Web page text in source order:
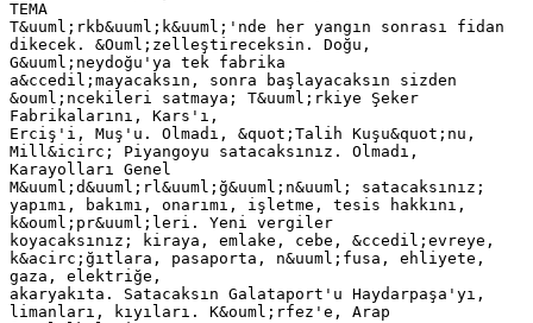
TEMA
T&uuml;rkb&uuml;k&uuml;'nde her yangın sonrası fidan
dikecek. &Ouml;zelleştireceksin. Doğu,
G&uuml;neydoğu'ya tek fabrika
a&ccedil;mayacaksın, sonra başlayacaksın sizden
&ouml;ncekileri satmaya; T&uuml;rkiye Şeker
Fabrikalarını, Kars'ı,
Erciş'i, Muş'u. Olmadı, &quot;Talih Kuşu&quot;nu,
Mill&icirc; Piyangoyu satacaksınız. Olmadı,
Karayolları Genel
M&uuml;d&uuml;rl&uuml;ğ&uuml;n&uuml; satacaksınız;
yapımı, bakımı, onarımı, işletme, tesis hakkını,
k&ouml;pr&uuml;leri. Yeni vergiler
koyacaksınız; kiraya, emlake, cebe, &ccedil;evreye,
k&acirc;ğıtlara, pasaporta, n&uuml;fusa, ehliyete,
gaza, elektriğe,
akaryakıta. Satacaksın Galataport'u Haydarpaşa'yı,
limanları, kıyıları. K&ouml;rfez'e, Arap